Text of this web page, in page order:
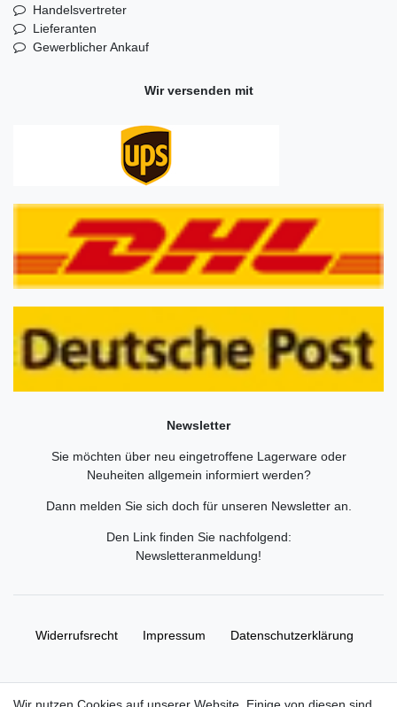
Handelsvertreter
Lieferanten
Gewerblicher Ankauf
Wir versenden mit
Newsletter
Sie möchten über neu eingetroffene Lagerware oder
Neuheiten allgemein informiert werden?
Dann melden Sie sich doch für unseren Newsletter an.
Den Link finden Sie nachfolgend:
Newsletteranmeldung!
Widerrufs­recht Impressum Daten­schutz­erklärung